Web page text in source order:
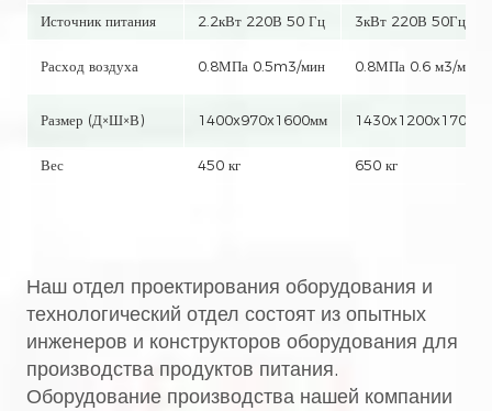
Источник питания 2.2кВт 220В 50 Гц 3кВт 220В 50Гц
Расход воздуха 0.8МПа 0.5m3/мин 0.8МПа 0.6 м3/мин
Размер (Д×Ш×В) 1400x970x1600мм 1430x1200x1700мм
Вес 450 кг 650 кг
Наш отдел проектирования оборудования и
технологический отдел состоят из опытных
инженеров и конструкторов оборудования для
производства продуктов питания.
Оборудование производства нашей компании